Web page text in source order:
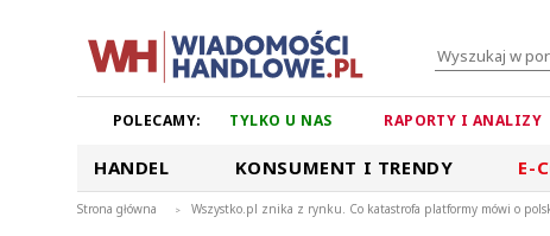
POLECAMY: TYLKO U NAS RAPORTY I ANALIZY
HANDEL KONSUMENT I TRENDY E-
Strona główna > Wszystko.pl znika z rynku. Co katastrofa platformy mówi o